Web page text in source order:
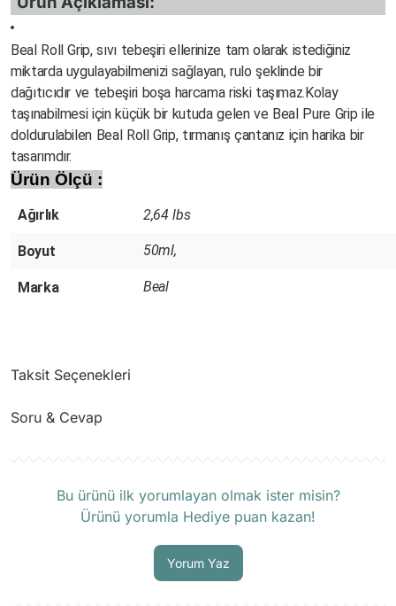
Beal Roll Grip, sıvı tebeşiri ellerinize tam olarak istediğiniz
miktarda uygulayabilmenizi sağlayan, rulo şeklinde bir
dağıtıcıdır ve tebeşiri boşa harcama riski taşımaz.Kolay
taşınabilmesi için küçük bir kutuda gelen ve Beal Pure Grip ile
doldurulabilen Beal Roll Grip, tırmanış çantanız için harika bir
tasarımdır.
Ürün Ölçü :
Ağırlık 2,64 lbs
Boyut 50ml,
Marka Beal
Taksit Seçenekleri
Soru & Cevap
Bu ürünü ilk yorumlayan olmak ister misin?
Ürünü yorumla Hediye puan kazan!
Yorum Yaz